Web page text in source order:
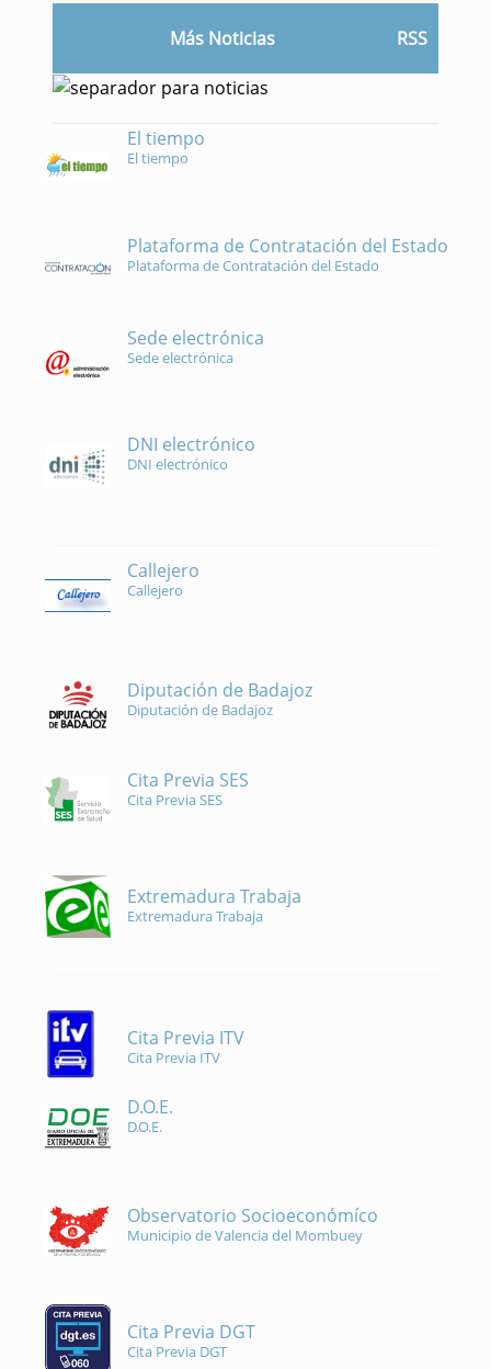
Más Noticias RSS
El tiempo
El tiempo
Plataforma de Contratación del Estado
Plataforma de Contratación del Estado
Sede electrónica
Sede electrónica
DNI electrónico
DNI electrónico
Callejero
Callejero
Diputación de Badajoz
Diputación de Badajoz
Cita Previa SES
Cita Previa SES
Extremadura Trabaja
Extremadura Trabaja
Cita Previa ITV
Cita Previa ITV
D.O.E.
D.O.E.
Observatorio Socioeconómíco
Municipio de Valencia del Mombuey
Cita Previa DGT
Cita Previa DGT